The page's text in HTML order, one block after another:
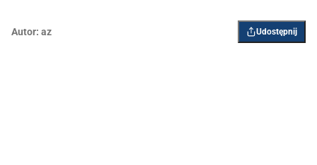
Autor: az Udostępnij